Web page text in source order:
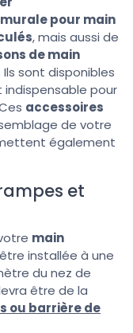
pour main
, mais aussi de
de main
sont disponibles
indispensable pour
accessoires
de votre
également
et
main
installée à une
du nez de
être de la
ou barrière de